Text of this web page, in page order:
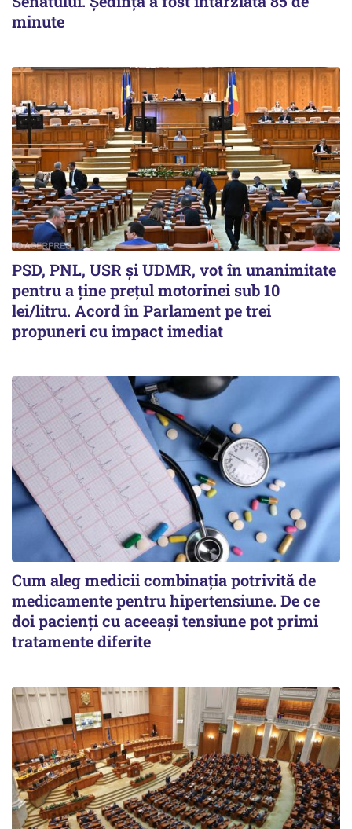
minute
PSD, PNL, USR şi UDMR, vot în unanimitate
pentru a ţine preţul motorinei sub 10
lei/litru. Acord în Parlament pe trei
propuneri cu impact imediat
Cum aleg medicii combinația potrivită de
medicamente pentru hipertensiune. De ce
doi pacienți cu aceeași tensiune pot primi
tratamente diferite